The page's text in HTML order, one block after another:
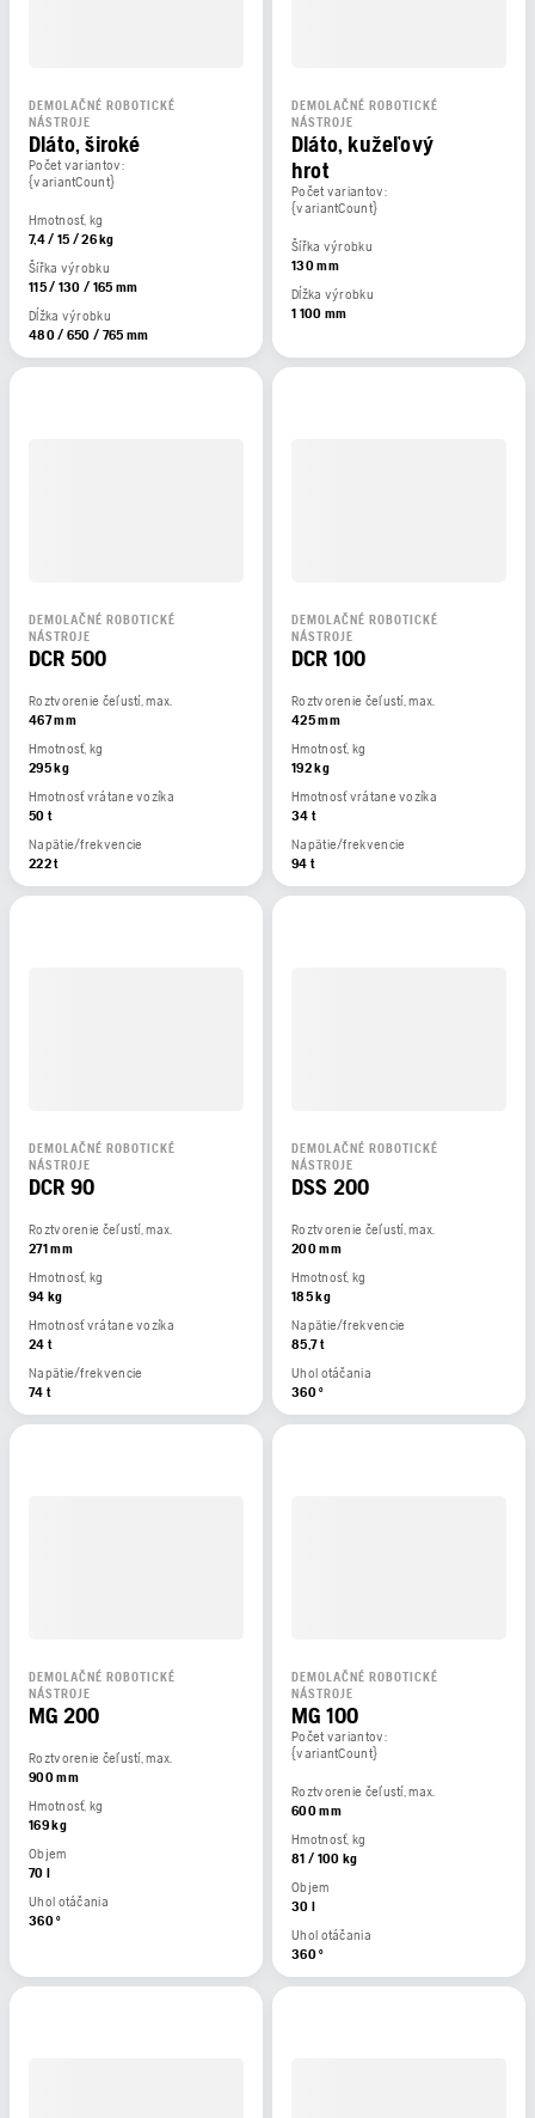
DEMOLAČNÉ ROBOTICKÉ
NÁSTROJE
Dláto, široké
Počet variantov:
{variantCount}
Hmotnosť, kg
7,4 / 15 / 26 kg
Šířka výrobku
115 / 130 / 165 mm
Dĺžka výrobku
480 / 650 / 765 mm
DEMOLAČNÉ ROBOTICKÉ
NÁSTROJE
Dláto, kužeľový
hrot
Počet variantov:
{variantCount}
Šířka výrobku
130 mm
Dĺžka výrobku
1 100 mm
DEMOLAČNÉ ROBOTICKÉ
NÁSTROJE
DCR 500
Roztvorenie čeľustí, max.
467 mm
Hmotnosť, kg
295 kg
Hmotnosť vrátane vozíka
50 t
Napätie/frekvencie
222 t
DEMOLAČNÉ ROBOTICKÉ
NÁSTROJE
DCR 100
Roztvorenie čeľustí, max.
425 mm
Hmotnosť, kg
192 kg
Hmotnosť vrátane vozíka
34 t
Napätie/frekvencie
94 t
DEMOLAČNÉ ROBOTICKÉ
NÁSTROJE
DCR 90
Roztvorenie čeľustí, max.
271 mm
Hmotnosť, kg
94 kg
Hmotnosť vrátane vozíka
24 t
Napätie/frekvencie
74 t
DEMOLAČNÉ ROBOTICKÉ
NÁSTROJE
DSS 200
Roztvorenie čeľustí, max.
200 mm
Hmotnosť, kg
185 kg
Napätie/frekvencie
85,7 t
Uhol otáčania
360 °
DEMOLAČNÉ ROBOTICKÉ
NÁSTROJE
MG 200
Roztvorenie čeľustí, max.
900 mm
Hmotnosť, kg
169 kg
Objem
70 l
Uhol otáčania
360 °
DEMOLAČNÉ ROBOTICKÉ
NÁSTROJE
MG 100
Počet variantov:
{variantCount}
Roztvorenie čeľustí, max.
600 mm
Hmotnosť, kg
81 / 100 kg
Objem
30 l
Uhol otáčania
360 °